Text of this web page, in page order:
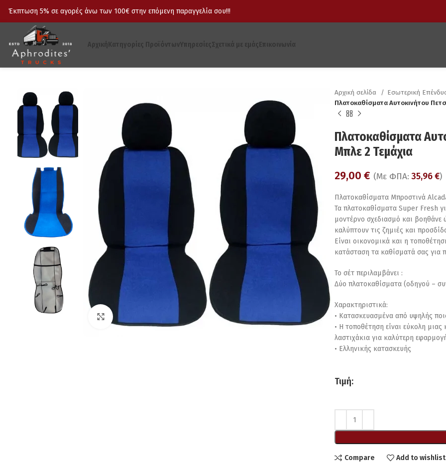
Έκπτωση 5% σε αγορές άνω των 100€ στην επόμενη παραγγελία σου!!!
ΑρχικήΚατηγορίες ΠροϊόντωνΥπηρεσίεςΣχετικά με εμάςΕπικοινωνία
Αρχική σελίδα
Εσωτερική
Πλατοκαθίσματα Αυτοκινήτου
Πλατοκαθίσματα
Μπλε 2 Τεμάχια
29,00 € (Με ΦΠΑ:35,96€)
Πλατοκαθίσματα Μπροστινά
Τα πλατοκαθίσματα Super Fresh
μοντέρνο σχεδιασμό και βοηθάνε
καλύπτουν τις ζημιές και
Είναι οικονομικά και η
κατάσταση τα καθίσματά σας για
Το σέτ περιλαμβάνει :
Δύο πλατοκαθίσματα (οδηγού –
Χαρακτηριστικά:
• Κατασκευασμένα από υψηλής
• Η τοποθέτηση είναι εύκολη
λαστιχάκια για καλύτερη
• Ελληνικής κατασκευής
Τιμή:
Compare Add to wishlist